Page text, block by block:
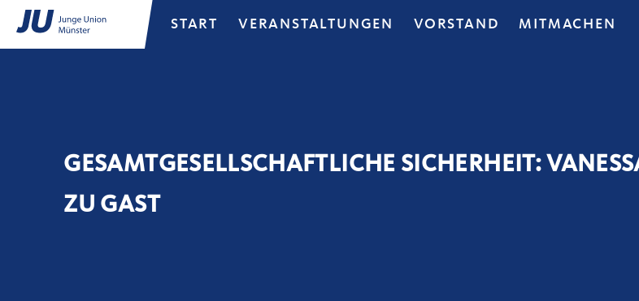
START VERANSTALTUNGEN VORSTAND MITMACHEN
GESAMTGESELLSCHAFTLICHE SICHERHEIT:
ZU GAST